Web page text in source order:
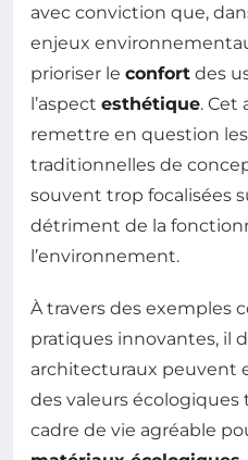
avec conviction que,
enjeux
prioriser le confort des
l’aspect esthétique. Cet
remettre en question
traditionnelles de
souvent trop focalisées
détriment de la
l’environnement.
À travers des exemples
pratiques innovantes, il
architecturaux peuvent
des valeurs
cadre de vie agréable